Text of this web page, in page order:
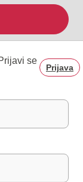
se
Prijava